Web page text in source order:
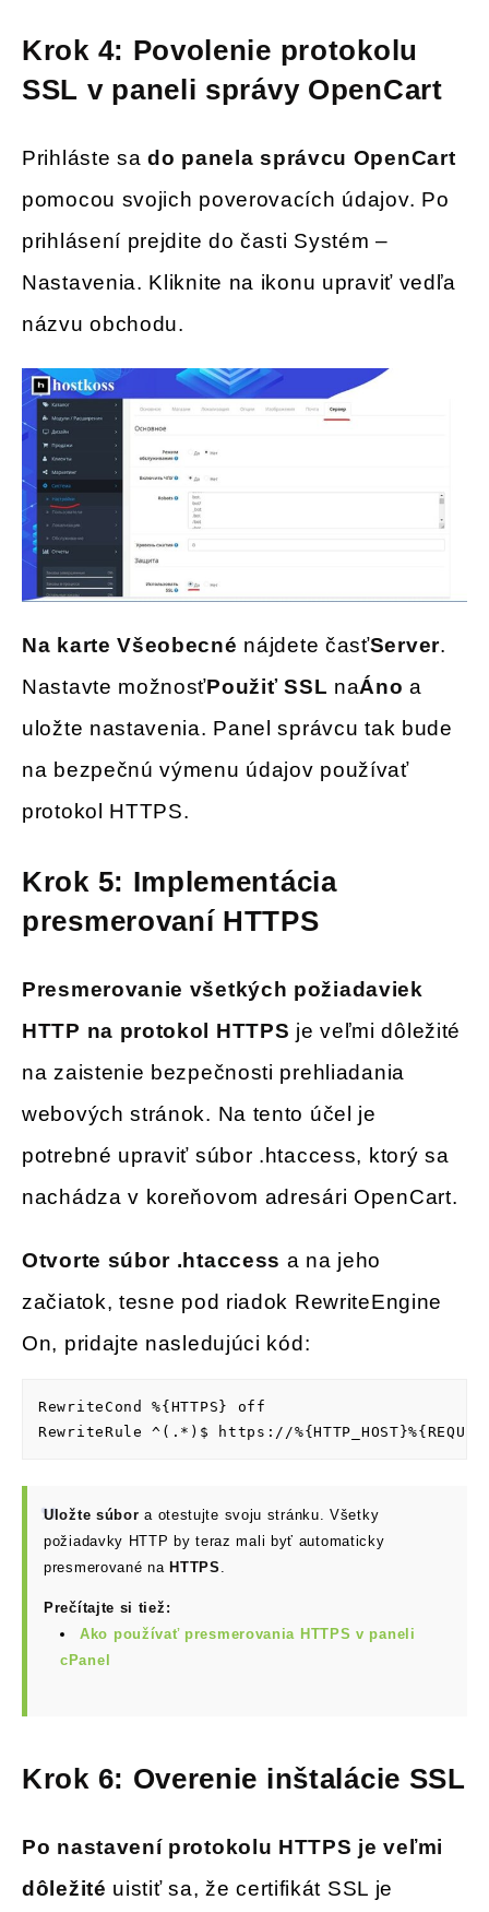
Krok 4: Povolenie protokolu
SSL v paneli správy OpenCart
Prihláste sado panela správcu OpenCart
pomocou svojich poverovacích údajov. Po
prihlásení prejdite do časti Systém –
Nastavenia. Kliknite na ikonu upraviť vedľa
názvu obchodu.
Na karte Všeobecné nájdete časťServer.
Nastavte možnosťPoužiť SSL naÁno a
uložte nastavenia. Panel správcu tak bude
na bezpečnú výmenu údajov používať
protokol HTTPS.
Krok 5: Implementácia
presmerovaní HTTPS
Presmerovanie všetkých požiadaviek
HTTP na protokol HTTPS je veľmi dôležité
na zaistenie bezpečnosti prehliadania
webových stránok. Na tento účel je
potrebné upraviť súbor .htaccess, ktorý sa
nachádza v koreňovom adresári OpenCart.
Otvorte súbor .htaccess a na jeho
začiatok, tesne pod riadok RewriteEngine
On, pridajte nasledujúci kód:
RewriteCond %{HTTPS} off
RewriteRule ^(.*)$ https://
Uložte súbor a otestujte svoju stránku. Všetky
požiadavky HTTP by teraz mali byť automaticky
presmerované na HTTPS .
Prečítajte si tiež:
Ako používať presmerovania HTTPS v paneli
cPanel
Krok 6: Overenie inštalácie SSL
Po nastavení protokolu HTTPS je veľmi
dôležité uistiť sa, že certifikát SSL je